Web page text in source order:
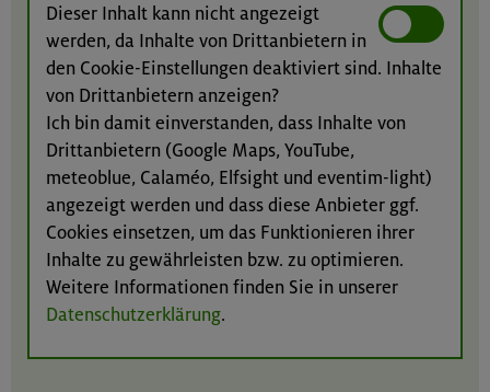
Dieser Inhalt kann nicht angezeigt
werden, da Inhalte von Drittanbietern in
den Cookie-Einstellungen deaktiviert sind. Inhalte
von Drittanbietern anzeigen?
Ich bin damit einverstanden, dass Inhalte von
Drittanbietern (Google Maps, YouTube,
meteoblue, Calaméo, Elfsight und eventim-light)
angezeigt werden und dass diese Anbieter ggf.
Cookies einsetzen, um das Funktionieren ihrer
Inhalte zu gewährleisten bzw. zu optimieren.
Weitere Informationen finden Sie in unserer
Datenschutzerklärung.